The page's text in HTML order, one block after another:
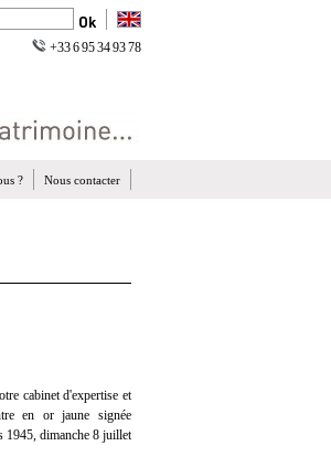
+33 6 95 34 93 78
Nous contacter
?
cabinet d'expertise et
en or jaune signée
1945, dimanche 8 juillet